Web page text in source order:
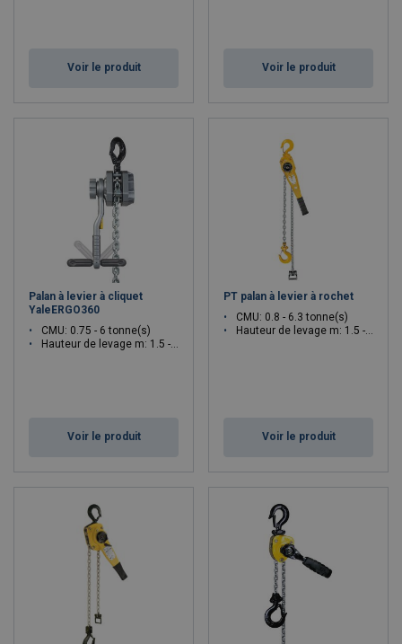
Voir le produit Voir le produit
Palan à levier à cliquet
YaleERGO360
CMU: 0.75 - 6 tonne(s)
Hauteur de levage m: 1.5 - 1.5
Voir le produit
PT palan à levier à rochet
CMU: 0.8 - 6.3 tonne(s)
Hauteur de levage m: 1.5 - 1.5
Voir le produit